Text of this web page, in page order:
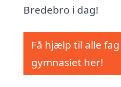
Bredebro i dag!
Få hjælp til alle
gymnasiet her!